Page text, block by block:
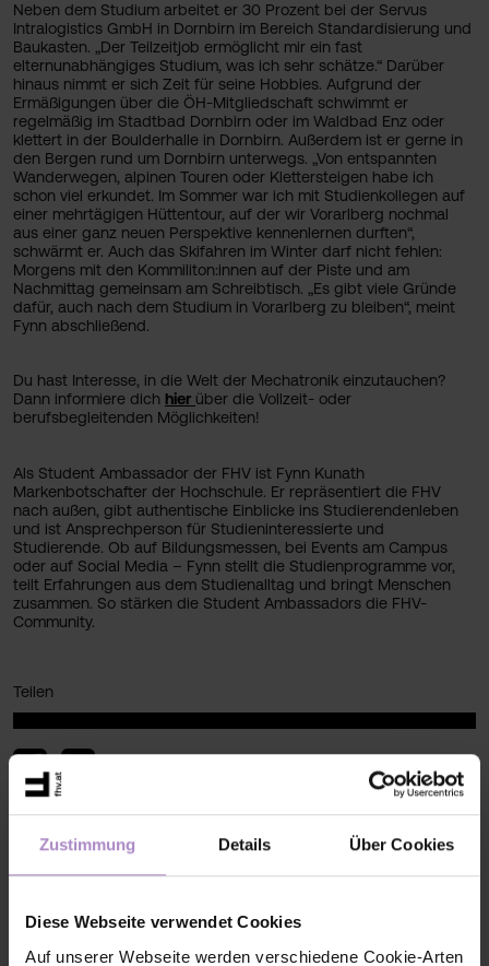
Zustimmung Details Über Cookies
Diese Webseite verwendet Cookies
Auf unserer Webseite werden verschiedene Cookie-Arten
Neben dem Studium arbeitet er 30 Prozent bei der Servus
Intralogistics GmbH in Dornbirn im Bereich Standardisierung und
Baukasten. „Der Teilzeitjob ermöglicht mir ein fast
elternunabhängiges Studium, was ich sehr schätze.“ Darüber
hinaus nimmt er sich Zeit für seine Hobbies. Aufgrund der
Ermäßigungen über die ÖH-Mitgliedschaft schwimmt er
regelmäßig im Stadtbad Dornbirn oder im Waldbad Enz oder
klettert in der Boulderhalle in Dornbirn. Außerdem ist er gerne in
den Bergen rund um Dornbirn unterwegs. „Von entspannten
Wanderwegen, alpinen Touren oder Klettersteigen habe ich
schon viel erkundet. Im Sommer war ich mit Studienkollegen auf
einer mehrtägigen Hüttentour, auf der wir Vorarlberg nochmal
aus einer ganz neuen Perspektive kennenlernen durften“,
schwärmt er. Auch das Skifahren im Winter darf nicht fehlen:
Morgens mit den Kommiliton:innen auf der Piste und am
Nachmittag gemeinsam am Schreibtisch. „Es gibt viele Gründe
dafür, auch nach dem Studium in Vorarlberg zu bleiben“, meint
Fynn abschließend.
Du hast Interesse, in die Welt der Mechatronik einzutauchen?
Dann informiere dich hier über die Vollzeit- oder
berufsbegleitenden Möglichkeiten!
Als Student Ambassador der FHV ist Fynn Kunath
Markenbotschafter der Hochschule. Er repräsentiert die FHV
nach außen, gibt authentische Einblicke ins Studierendenleben
und ist Ansprechperson für Studieninteressierte und
Studierende. Ob auf Bildungsmessen, bei Events am Campus
oder auf Social Media – Fynn stellt die Studienprogramme vor,
teilt Erfahrungen aus dem Studienalltag und bringt Menschen
zusammen. So stärken die Student Ambassadors die FHV-
Community.
Teilen
< zurück zur Übersicht